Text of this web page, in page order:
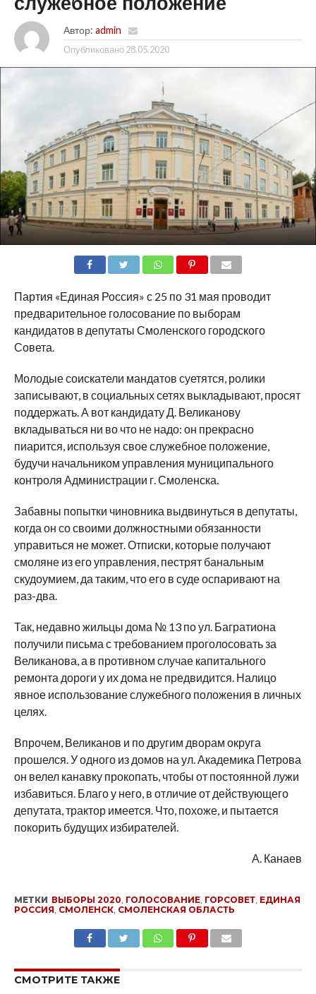
Автор: admin
Опубликовано 28.05.2020
Партия «Единая Россия» с 25 по 31 мая проводит
предварительное голосование по выборам
кандидатов в депутаты Смоленского городского
Совета.
Молодые соискатели мандатов суетятся, ролики
записывают, в социальных сетях выкладывают, просят
поддержать. А вот кандидату Д. Великанову
вкладываться ни во что не надо: он прекрасно
пиарится, используя свое служебное положение,
будучи начальником управления муниципального
контроля Администрации г. Смоленска.
Забавны попытки чиновника выдвинуться в депутаты,
когда он со своими должностными обязанности
управиться не может. Отписки, которые получают
смоляне из его управления, пестрят банальным
скудоумием, да таким, что его в суде оспаривают на
раз-два.
Так, недавно жильцы дома № 13 по ул. Багратиона
получили письма с требованием проголосовать за
Великанова, а в противном случае капитального
ремонта дороги у их дома не предвидится. Налицо
явное использование служебного положения в личных
целях.
Впрочем, Великанов и по другим дворам округа
прошелся. У одного из домов на ул. Академика Петрова
он велел канавку прокопать, чтобы от постоянной лужи
избавиться. Благо у него, в отличие от действующего
депутата, трактор имеется. Что, похоже, и пытается
покорить будущих избирателей.
А. Канаев
МЕТКИ ВЫБОРЫ 2020 ГОЛОСОВАНИЕ, ГОРСОВЕТ, ЕДИНАЯ
РОССИЯ СМОЛЕНСК, СМОЛЕНСКАЯ ОБЛАСТЬ
СМОТРИТЕ ТАКЖЕ